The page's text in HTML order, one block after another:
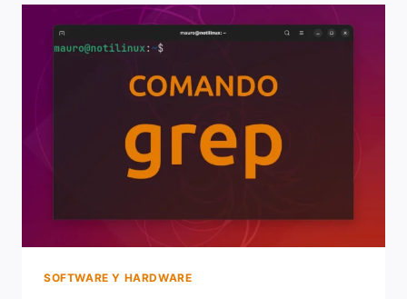
EL
COMANDO
CD
LINUX?
SOFTWARE Y HARDWARE